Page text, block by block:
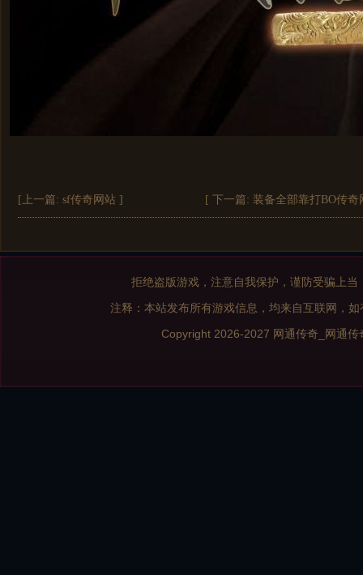
[上一篇: sf传奇网站 ] [ 下一篇: 装备全部靠打BO传奇
拒绝盗版游戏，注意自我保护，谨防受骗上
注释：本站发布所有游戏信息，均来自互联网，
Copyright 2026-2027 网通传奇_网通